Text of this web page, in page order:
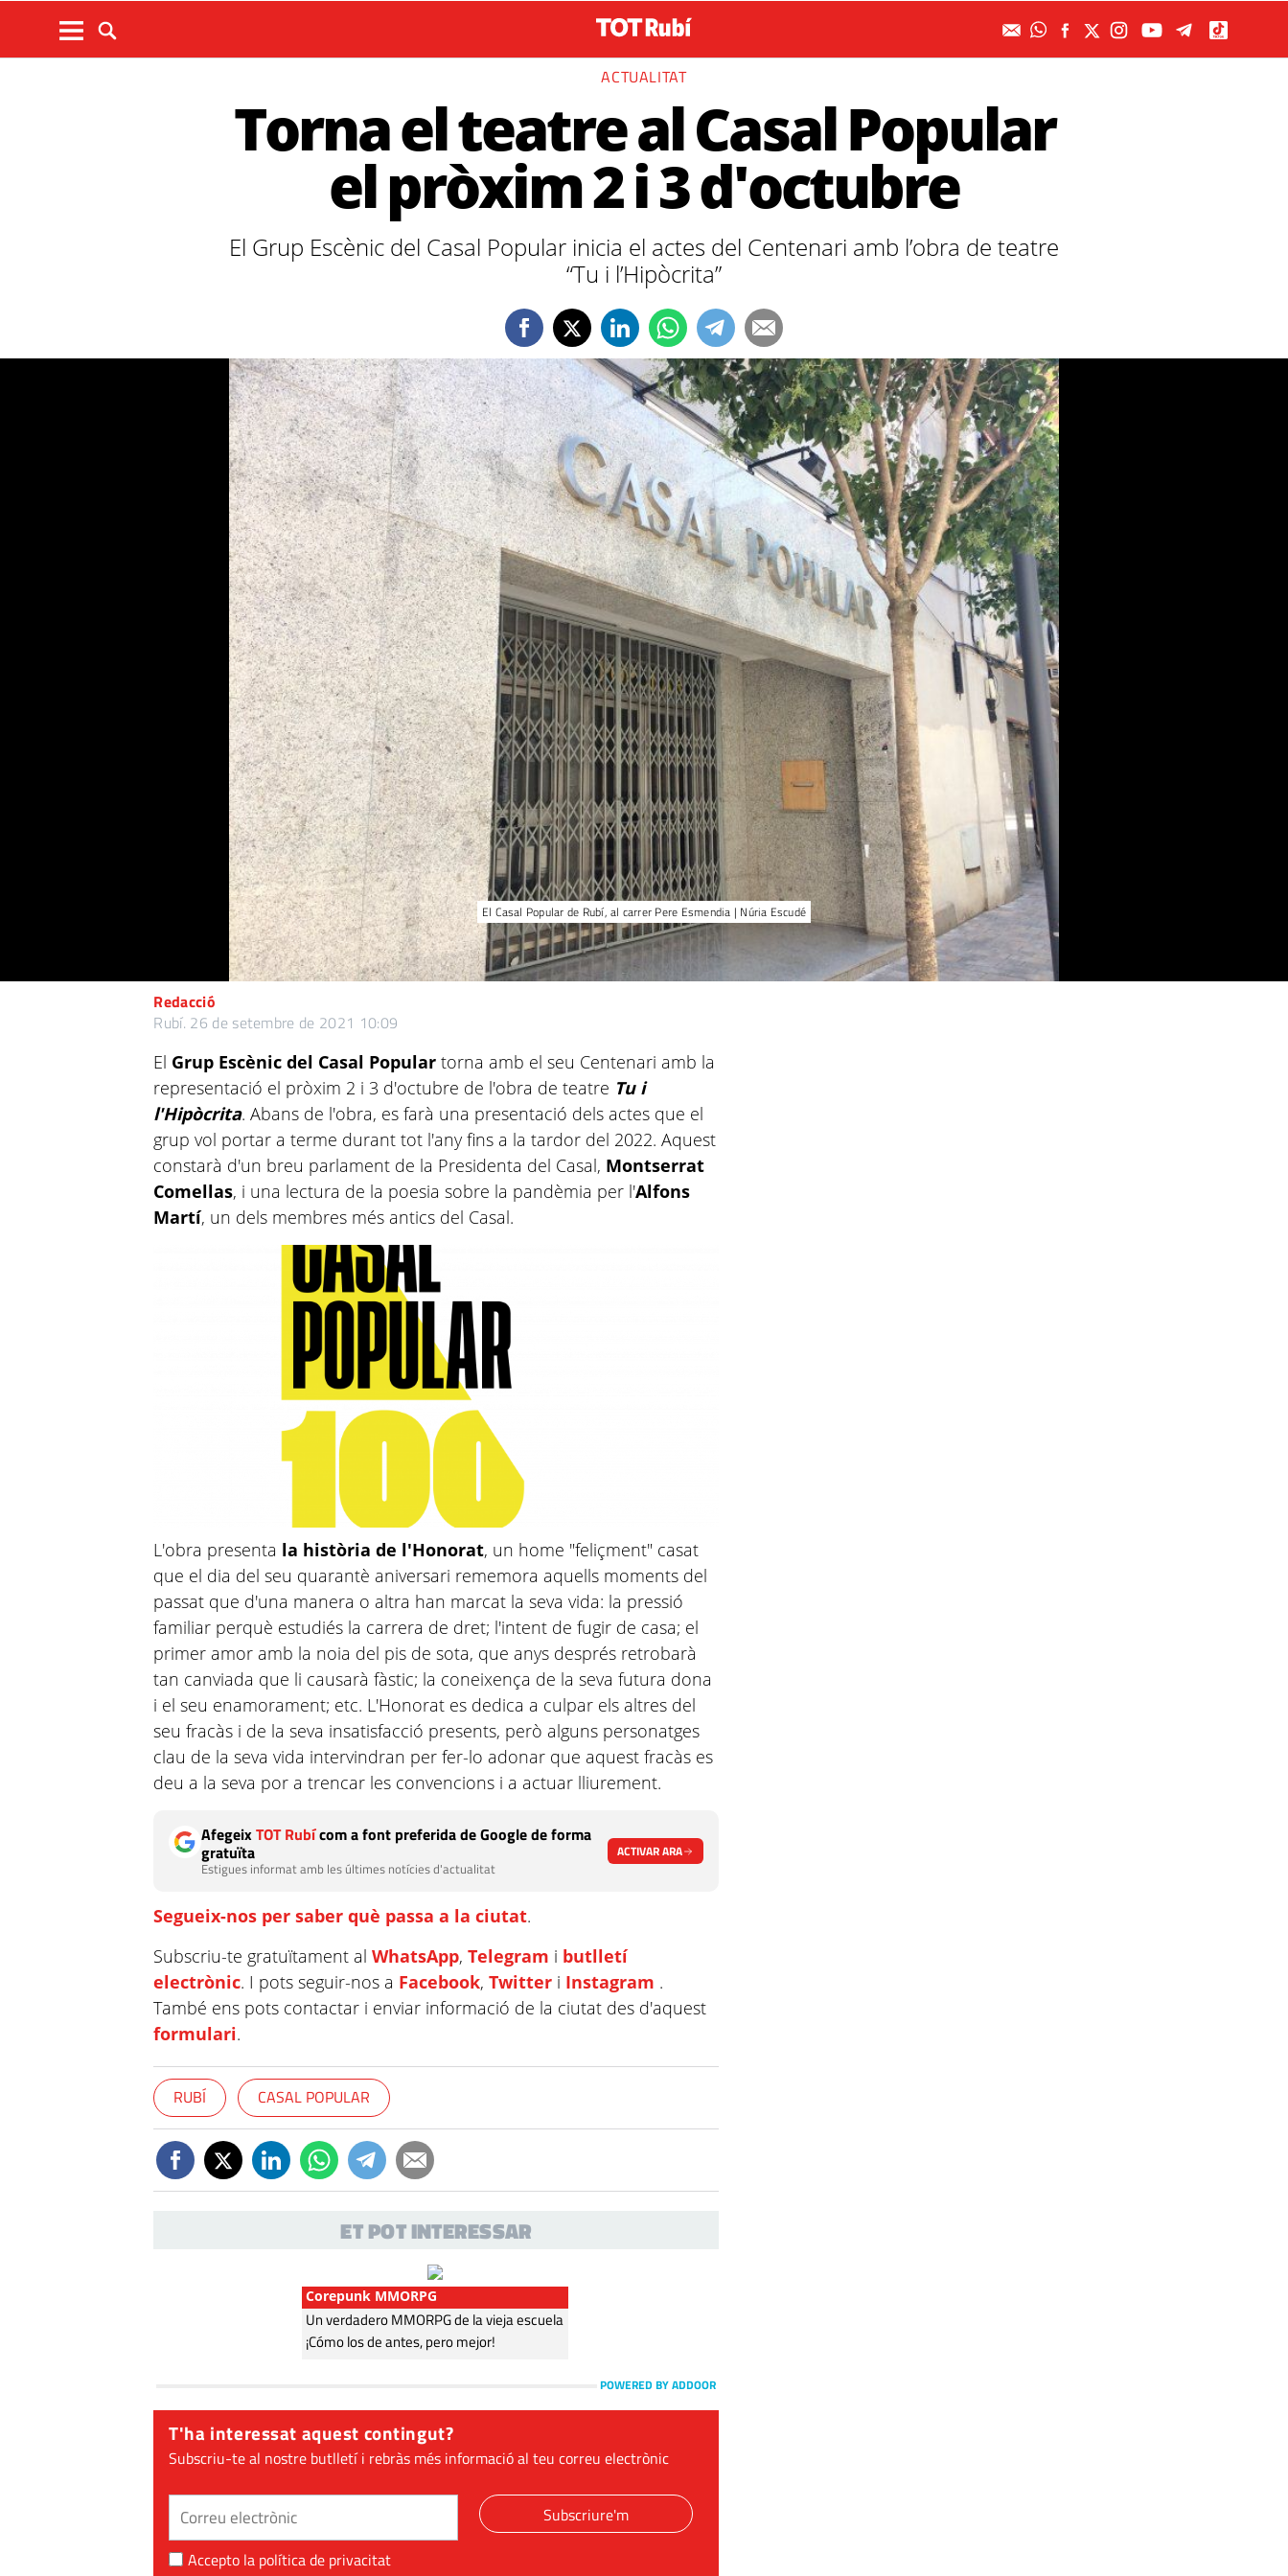
ACTUALITAT
Torna el teatre al Casal Popular
el pròxim 2 i 3 d'octubre
El Grup Escènic del Casal Popular inicia el actes del Centenari amb l’obra de teatre
“Tu i l’Hipòcrita”
El Casal Popular de Rubí, al carrer Pere Esmendia | Núria Escudé
Redacció
Rubí. 26 de setembre de 2021 10:09
El Grup Escènic del Casal Popular torna amb el seu Centenari amb la
representació el pròxim 2 i 3 d'octubre de l'obra de teatre Tu i
l'Hipòcrita. Abans de l'obra, es farà una presentació dels actes que el
grup vol portar a terme durant tot l'any fins a la tardor del 2022. Aquest
constarà d'un breu parlament de la Presidenta del Casal, Montserrat
Comellas, i una lectura de la poesia sobre la pandèmia per l'Alfons
Martí, un dels membres més antics del Casal.
L'obra presenta la història de l'Honorat, un home "feliçment" casat
que el dia del seu quarantè aniversari rememora aquells moments del
passat que d'una manera o altra han marcat la seva vida: la pressió
familiar perquè estudiés la carrera de dret; l'intent de fugir de casa; el
primer amor amb la noia del pis de sota, que anys després retrobarà
tan canviada que li causarà fàstic; la coneixença de la seva futura dona
i el seu enamorament; etc. L'Honorat es dedica a culpar els altres del
seu fracàs i de la seva insatisfacció presents, però alguns personatges
clau de la seva vida intervindran per fer-lo adonar que aquest fracàs es
deu a la seva por a trencar les convencions i a actuar lliurement.
AfegeixTOT Rubícom a font preferida de Google de forma
gratuïta
Estigues informat amb les últimes notícies d'actualitat
ACTIVAR ARA
Segueix-nos per saber què passa a la ciutat.
Subscriu-te gratuïtament alWhatsApp,Telegram i butlletí
electrònic. I pots seguir-nos a Facebook,Twitter i Instagram .
També ens pots contactar i enviar informació de la ciutat des d'aquest
formulari.
RUBÍ CASAL POPULAR
ET POT INTERESSAR
Corepunk MMORPG
Un verdadero MMORPG de la vieja escuela
¡Cómo los de antes, pero mejor!
POWERED BY ADDOOR
T'ha interessat aquest contingut?
Subscriu-te al nostre butlletí i rebràs més informació al teu correu electrònic
Subscriure'm
Accepto la política de privacitat